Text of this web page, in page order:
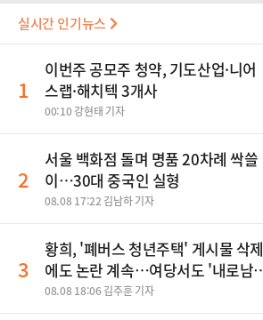
실시간 인기뉴스
1
이번주 공모주 청약, 기도산업·니어
스랩·해치텍 3개사
00:10 강현태 기자
2
서울 백화점 돌며 명품 20차례 싹쓸
이…30대 중국인 실형
08.08 17:22 김남하 기자
3
황희, '폐버스 청년주택' 게시물 삭제
에도 논란 계속…여당서도 '내로남
불' 비판
08.08 18:06 김주훈 기자